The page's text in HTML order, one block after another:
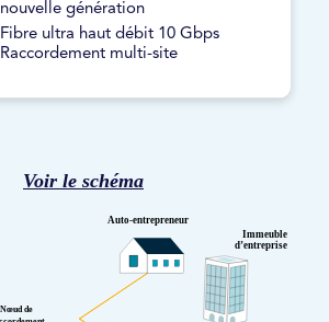
nouvelle génération
Fibre ultra haut débit 10 Gbps
Raccordement multi-site
Voir le schéma